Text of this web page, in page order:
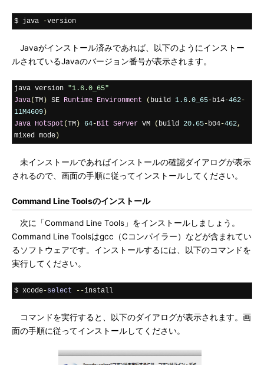
$ java -version
Javaがインストール済みであれば、以下のようにインストー
ルされているJavaのバージョン番号が表示されます。
java version "1.6.0_65"
Java(TM ) SE Runtime Environment ( build 1.6 .0_65-b14-462-
11M4609 )
Java HotSpot (TM ) 64-Bit Server VM ( build 20.65-b04-462,
mixed mode )
未インストールであればインストールの確認ダイアログが表示
されるので、画面の手順に従ってインストールしてください。
Command Line Toolsのインストール
次に「Command Line Tools」をインストールしましょう。
Command Line Toolsはgcc（Cコンパイラー）などが含まれてい
るソフトウェアです。インストールするには、以下のコマンドを
実行してください。
$ xcode-select --install
コマンドを実行すると、以下のダイアログが表示されます。画
面の手順に従ってインストールしてください。